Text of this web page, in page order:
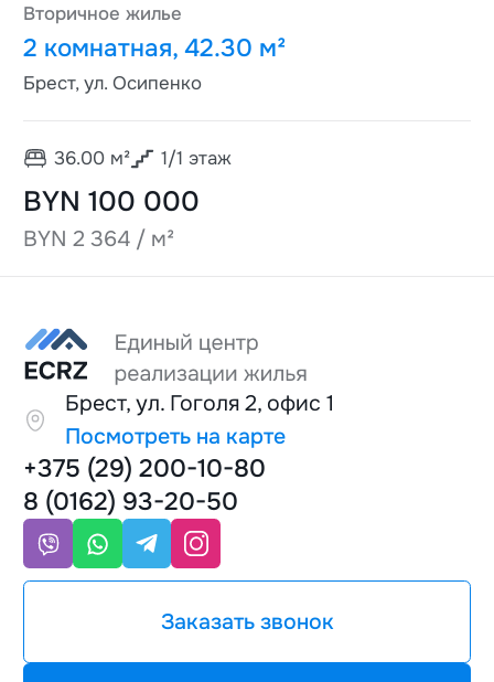
Вторичное жилье
2 комнатная, 42.30 м²
Брест, ул. Осипенко
36.00м² 1/1 этаж
BYN 100 000
BYN 2 364 / м²
Брест, ул. Гоголя 2, офис 1
Посмотреть на карте
+375 (29) 200-10-80
8 (0162) 93-20-50
Заказать звонок